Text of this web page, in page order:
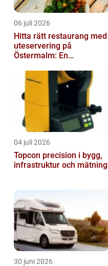
06 juli 2026
Hitta rätt restaurang med
uteservering på
Östermalm: En
i solen
04 juli 2026
Topcon precision i bygg,
infrastruktur och mätning
30 juni 2026